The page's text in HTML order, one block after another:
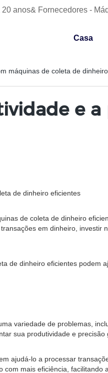
anos& Fornecedores -
Casa
máquinas de coleta de
e
de dinheiro eficientes
de coleta de dinheiro
em dinheiro,
de dinheiro eficientes
variedade de problemas,
sua produtividade e precisão
ajudá-lo a processar
mais eficiência,